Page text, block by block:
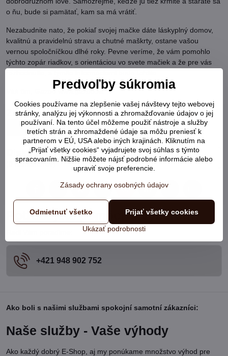
o ňu, bude si pamätať, kam sa má vrátiť.
Nezabudnite nato, že pokiaľ svojej mačke dáte láskyplný domov,
kvalitnú a pravidelnú stravu a chutné maškrty, ostane vašou
vernou spoločníčkou dlhé roky. Pevne veríme, že vám pomohlo
týchto zopár riadkov, s orientáciou vo svete mačiek a že pre vás
Váš tím, Gazoo www.gazoo.sk
Značky
mačka výber mačky zaobstaranie si zvieratka
Diskusia
(0 komentárov)
Nový komentár
Bluesky Pinterest Reddit LinkedIn
mail
Potrebujete pomôcť s výberom?
+421 948 902 752
Ako boli s našimi službami spokojní samotní zákazníci:
Naše služby - Vaše výhody
Ako každý dobrý E-Shop, aj my ponúkame množstvo výhod pre
Predvoľby súkromia
Cookies používame na zlepšenie vašej návštevy tejto webovej
stránky, analýzu jej výkonnosti a zhromažďovanie údajov o jej
používaní. Na tento účel môžeme použiť nástroje a služby
tretích strán a zhromaždené údaje sa môžu preniesť k
partnerom v EÚ, USA alebo iných krajinách. Kliknutím na
„Prijať všetky cookies“ vyjadrujete svoj súhlas s týmto
spracovaním. Nižšie môžete nájsť podrobné informácie alebo
upraviť svoje preferencie.
Zásady ochrany osobných údajov
Ukázať podrobnosti
Prijať všetky cookies
Odmietnuť všetko